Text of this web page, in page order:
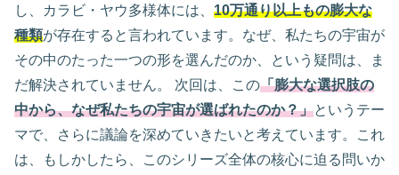
し、カラビ・ヤウ多様体には、 10万通り以上もの膨大な
種類が存在すると言われています。なぜ、私たちの宇宙が
その中のたった一つの形を選んだのか、という疑問は、ま
だ解決されていません。 次回は、この「膨大な選択肢の
中から、なぜ私たちの宇宙が選ばれたのか？」というテー
マで、さらに議論を深めていきたいと考えています。これ
は、もしかしたら、このシリーズ全体の核心に迫る問いか